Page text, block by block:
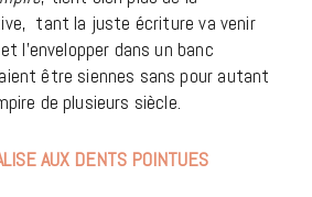
tant la juste écriture va venir
l’envelopper dans un banc
être siennes sans pour autant
de plusieurs siècle.
AUX DENTS POINTUES